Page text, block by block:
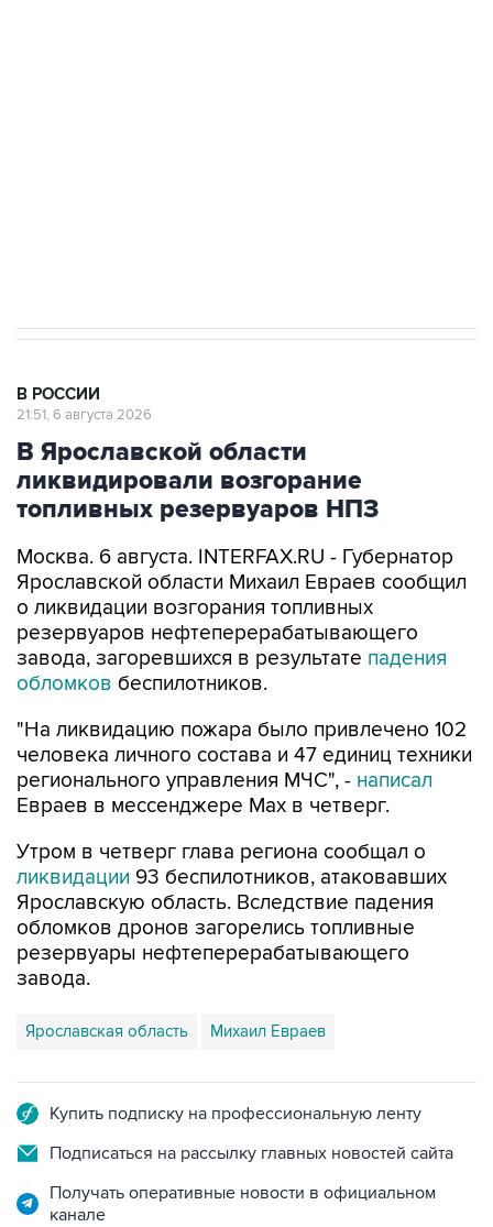
В РОССИИ
21:51, 6 августа 2026
В Ярославской области
ликвидировали возгорание
топливных резервуаров НПЗ
Москва. 6 августа. INTERFAX.RU - Губернатор
Ярославской области Михаил Евраев сообщил
о ликвидации возгорания топливных
резервуаров нефтеперерабатывающего
завода, загоревшихся в результате падения
обломков беспилотников.
"На ликвидацию пожара было привлечено 102
человека личного состава и 47 единиц техники
регионального управления МЧС", - написал
Евраев в мессенджере Мах в четверг.
Утром в четверг глава региона сообщал о
ликвидации 93 беспилотников, атаковавших
Ярославскую область. Вследствие падения
обломков дронов загорелись топливные
резервуары нефтеперерабатывающего
завода.
Ярославская область Михаил Евраев
Купить подписку на профессиональную ленту
Подписаться на рассылку главных новостей сайта
Получать оперативные новости в официальном
канале